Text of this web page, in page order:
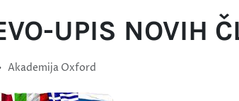
UPIS NOVIH
Akademija Oxford